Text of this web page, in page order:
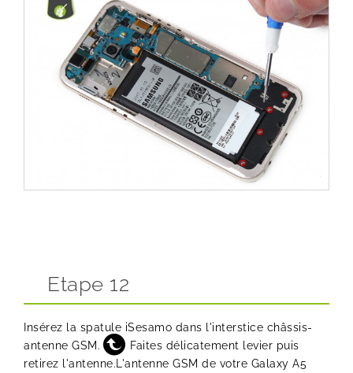
Etape 12
Insérez la spatule iSesamo dans l'interstice châssis-
antenne GSM.
Faites délicatement levier puis
retirez l'antenne.L'antenne GSM de votre Galaxy A5